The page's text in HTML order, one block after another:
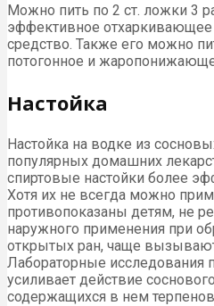
Можно пить по 2 ст. ложки 3
эффективное отхаркивающее
средство. Также его можно
потогонное и
Настойка
Настойка на водке из
популярных домашних
спиртовые настойки более
Хотя их не всегда можно
противопоказаны детям, не
наружного применения при
открытых ран, чаще
Лабораторные исследования
усиливает действие
содержащихся в нем терпенов.